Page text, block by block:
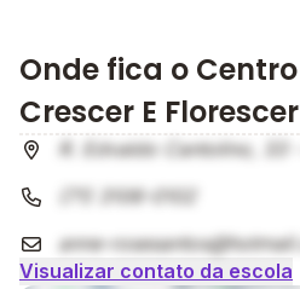
escola, família e
essencial para garantir o
alunos, contribuindo para
como cidadãos
sociedade.
Onde fica o
Crescer E
R. Edvaldo Cantolino, 33
(71) 3106-0102
anne-
Visualizar contato da escola